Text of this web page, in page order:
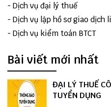
- Dịch vụ đại lý thuế
- Dịch vụ lập hồ sơ giao dịch
- Dịch vụ kiểm toán BTCT
Bài viết mới nhất
ĐẠI LÝ THUẾ
TUYỂN DỤNG